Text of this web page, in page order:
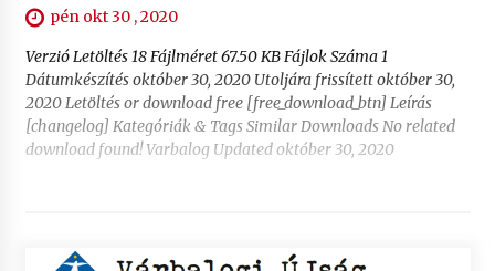
pén okt 30 , 2020
Verzió Letöltés 18 Fájlméret 67.50 KB Fájlok Száma 1
Dátumkészítés október 30, 2020 Utoljára frissített október 30,
2020 Letöltés or download free [free_download_btn] Leírás
[changelog] Kategóriák & Tags Similar Downloads No related
download found! Varbalog Updated október 30, 2020